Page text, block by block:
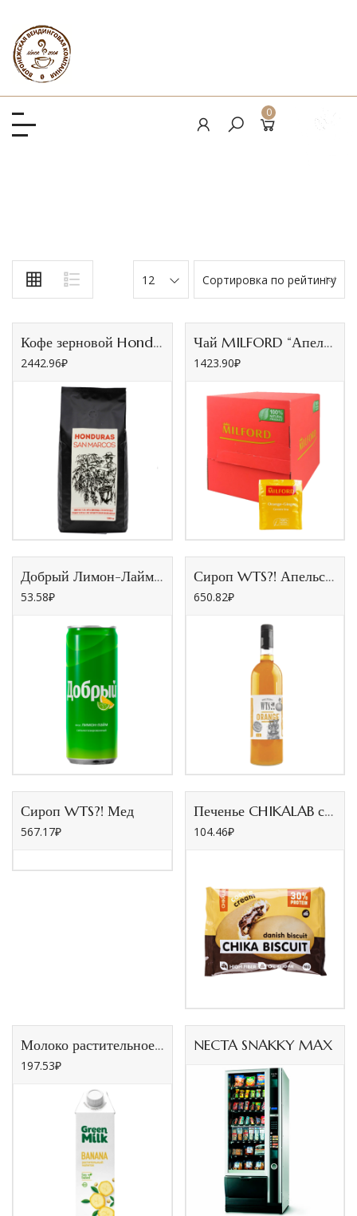
0
Сортировка по рейтингу
12
Кофе зерновой Honduras San Marcos, 1кг
2442.96₽
Чай MILFORD “Апельсин-Имбирь” зеленый байховый в фильтр-пакетах 200*1,75г
1423.90₽
Добрый Лимон-Лайм 0,33 л ж/б (12шт/уп)
53.58₽
Сироп WTS?! Апельсин
650.82₽
Сироп WTS?! Мед
567.17₽
Печенье CHIKALAB с начинкой Бисквит Датский 50г/9шт
104.46₽
Молоко растительное “Green Milk” Банан 1л/12шт
197.53₽
NECTA SNAKKY MAX